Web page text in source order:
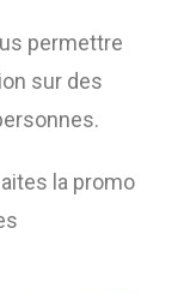
permettre
sur des
la promo